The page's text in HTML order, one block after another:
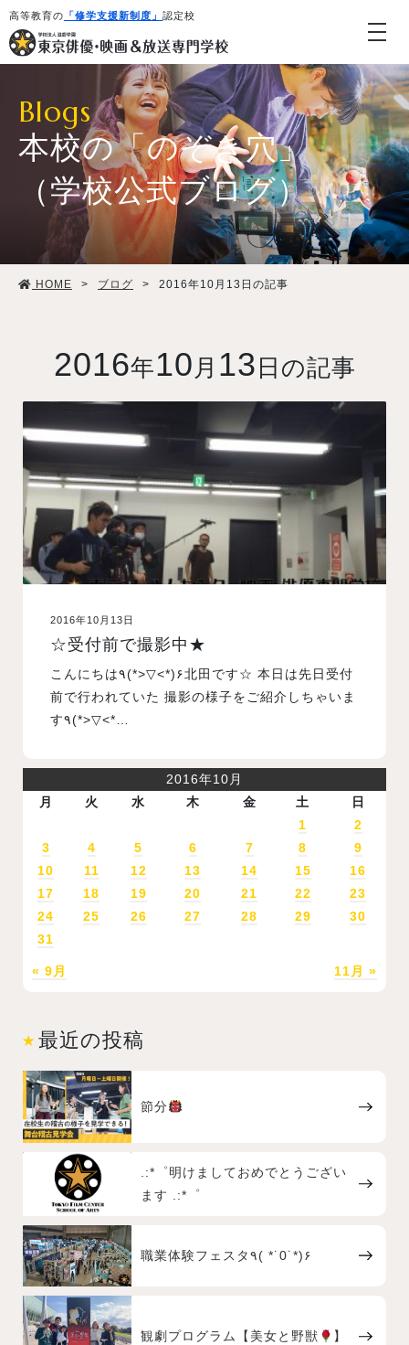
高等教育の 「修学支援新制度」 認定校
学校紹介・教育システム
学生生活
就職・デビュー
学校情報
オープンキャンパス
訪問者別メニュー
Blogs
本校の「のぞき穴」
（学校公式ブログ）
HOME > ブログ > 2016年10月13日の記事
2016年10 月 13 日の記事
2016年10月13日
☆受付前で撮影中★
こんにちは٩(*>▽<*)۶北田です☆ 本日は先日受付
前で行われていた 撮影の様子をご紹介しちゃいま
す٩(*>▽<*…
2016年10月
月
火 水 木 金 土 日
« 9月 11月 »
1
2
3
4 5 6 7 8
9
10
11 12 13 14 15
16
17
18 19 20 21 22
23
24
25 26 27 28 29
30
31
最近の投稿
節分
.:*゜明けましておめでとうござい
ます .:*゜
職業体験フェスタ٩( *˙0˙*)۶
観劇プログラム【美女と野獣 】